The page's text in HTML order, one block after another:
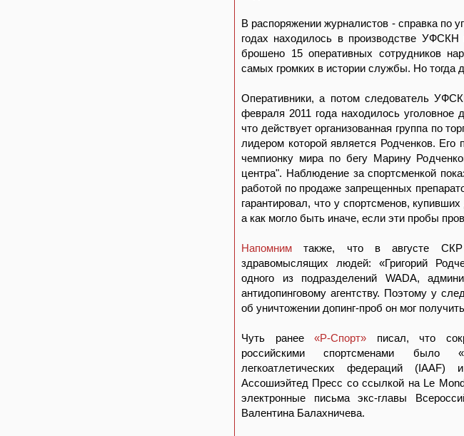
В распоряжении журналистов - справка по
годах находилось в производстве
брошено 15 оперативных сотрудников
самых громких в истории службы. Но тогда
Оперативники, а потом следователь
февраля 2011 года находилось
что действует организованная группа по
лидером которой является Родченков. Его
чемпионку мира по бегу Марину
центра". Наблюдение за спортсменкой
работой по продаже запрещенных
гарантировал, что у спортсменов,
а как могло быть иначе, если эти пробы
Напомнимтакже, что в августе
здравомыслящих людей: «Григорий
одного из подразделений WADA,
антидопинговому агентству. Поэтому у
об уничтожении допинг-проб он мог
Чуть ранее «Р-Спорт» писал, что
российскими спортсменами было
легкоатлетических федераций
Ассошиэйтед Пресс со ссылкой на Le
электронные письма экс-главы
Валентина Балахничева.